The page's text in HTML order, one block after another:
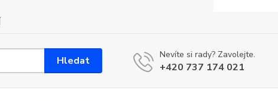
Hledat Nevíte si rady? Zavolejte.
+420 737 174 021